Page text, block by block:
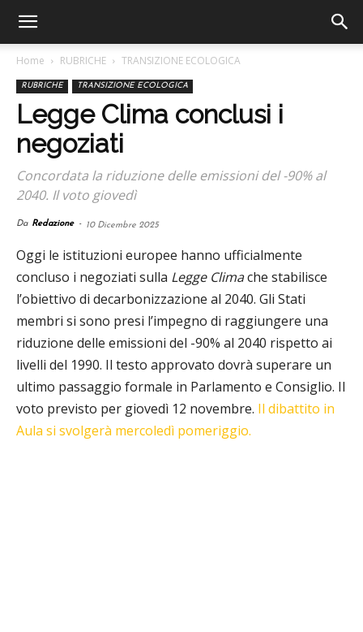
Home RUBRICHE TRANSIZIONE ECOLOGICA
RUBRICHE TRANSIZIONE ECOLOGICA
Legge Clima conclusi i
negoziati
Concordata la riduzione delle emissioni del -90% al
2040. Il voto giovedì
Da Redazione - 10 Dicembre 2025
Oggi le istituzioni europee hanno ufficialmente
concluso i negoziati sulla Legge Climache stabilisce
l’obiettivo di decarbonizzazione al 2040. Gli Stati
membri si sono presi l’impegno di raggiungere una
riduzione delle emissioni del -90% al 2040 rispetto ai
livelli del 1990. Il testo approvato dovrà superare un
ultimo passaggio formale in Parlamento e Consiglio. Il
voto previsto per giovedì 12 novembre. Il dibattito in
Aula si svolgerà mercoledì pomeriggio.